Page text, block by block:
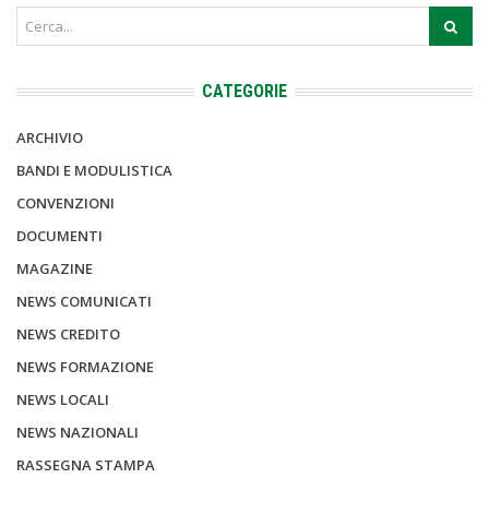
CATEGORIE
ARCHIVIO
BANDI E MODULISTICA
CONVENZIONI
DOCUMENTI
MAGAZINE
NEWS COMUNICATI
NEWS CREDITO
NEWS FORMAZIONE
NEWS LOCALI
NEWS NAZIONALI
RASSEGNA STAMPA